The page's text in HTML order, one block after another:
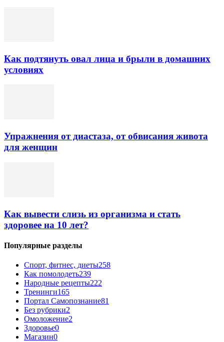
Как подтянуть овал лица и брыли в домашних
условиях
Упражнения от диастаза, от обвисания живота
для женщин
Как вывести слизь из организма и стать
здоровее на 10 лет?
Популярные разделы
Спорт, фитнес, диеты258
Как помолодеть239
Народные рецепты222
Тренинги165
Портал Самопознание81
Без рубрики2
Омоложение2
Здоровье0
Магазин0